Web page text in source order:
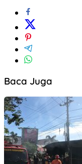
Baca Juga